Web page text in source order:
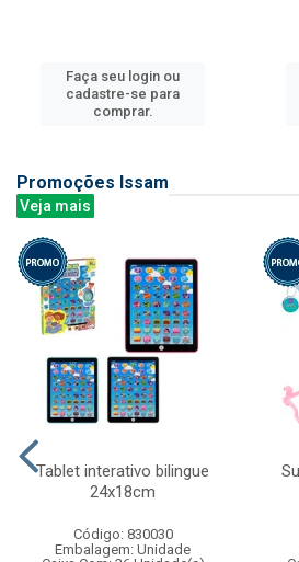
Faça seu login ou
cadastre-se para
comprar.
Promoções Issam
Veja mais
Tablet interativo bilingue
24x18cm
Código: 830030
Embalagem: Unidade